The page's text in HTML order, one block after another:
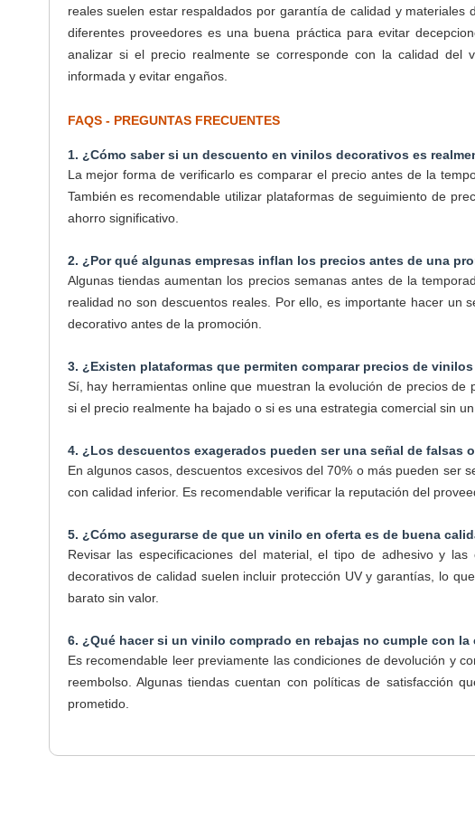
reales suelen estar respaldados por garantía de calidad y
diferentes proveedores es una buena práctica para evitar
analizar si el precio realmente se corresponde con la calidad del
informada y evitar engaños.
FAQS - PREGUNTAS FRECUENTES
1. ¿Cómo saber si un descuento en vinilos decorativos es
La mejor forma de verificarlo es comparar el precio antes de la
También es recomendable utilizar plataformas de seguimiento de
ahorro significativo.
2. ¿Por qué algunas empresas inflan los precios antes de una
Algunas tiendas aumentan los precios semanas antes de la
realidad no son descuentos reales. Por ello, es importante hacer un
decorativo antes de la promoción.
3. ¿Existen plataformas que permiten comparar precios de
Sí, hay herramientas online que muestran la evolución de precios
si el precio realmente ha bajado o si es una estrategia comercial sin
4. ¿Los descuentos exagerados pueden ser una señal de falsas
En algunos casos, descuentos excesivos del 70% o más pueden ser
con calidad inferior. Es recomendable verificar la reputación del
5. ¿Cómo asegurarse de que un vinilo en oferta es de buena
Revisar las especificaciones del material, el tipo de adhesivo y
decorativos de calidad suelen incluir protección UV y garantías, lo
barato sin valor.
6. ¿Qué hacer si un vinilo comprado en rebajas no cumple con la
Es recomendable leer previamente las condiciones de devolución y
reembolso. Algunas tiendas cuentan con políticas de satisfacción
prometido.